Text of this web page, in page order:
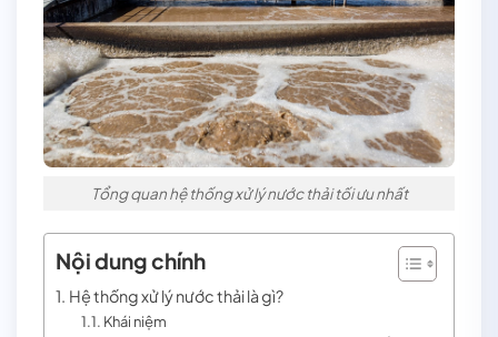
Tổng quan hệ thống xử lý nước thải tối ưu nhất
Nội dung chính
Hệ thống xử lý nước thải là gì?
Khái niệm